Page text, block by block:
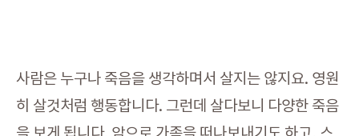
사람은 누구나 죽음을 생각하며서 살지는 않지요. 영원
히 살것처럼 행동합니다. 그런데 살다보니 다양한 죽음